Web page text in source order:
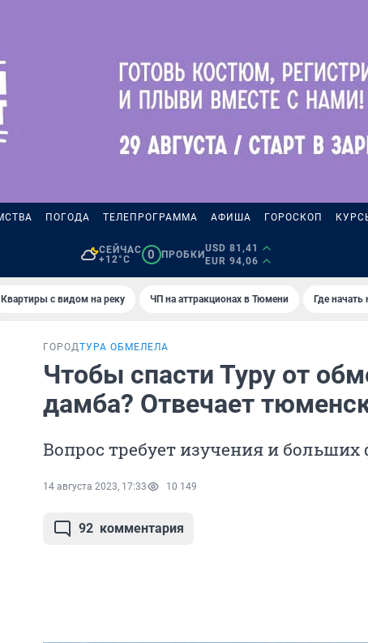
ПОГОДА ТЕЛЕПРОГРАММА АФИША ГОРОСКОП
СЕЙЧАС
+12°C
0 ПРОБКИ
USD 81,41
EUR 94,06
Квартиры с видом на реку ЧП на аттракционах в Тюмени Где
ГОРОДТУРА ОБМЕЛЕЛА
Чтобы спасти Туру от
дамба? Отвечает
Вопрос требует изучения и больших
14 августа 2023, 17:33 10 149
92 комментария